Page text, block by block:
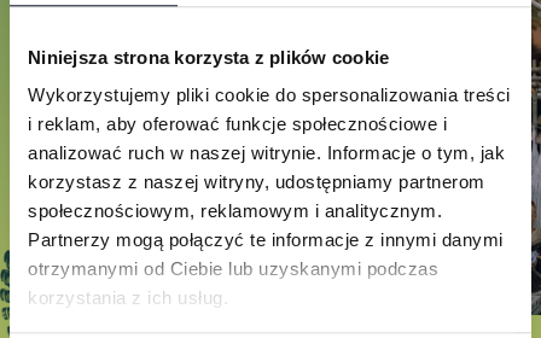
Niniejsza strona korzysta z plików cookie
Wykorzystujemy pliki cookie do spersonalizowania treści
i reklam, aby oferować funkcje społecznościowe i
analizować ruch w naszej witrynie. Informacje o tym, jak
korzystasz z naszej witryny, udostępniamy partnerom
społecznościowym, reklamowym i analitycznym.
Partnerzy mogą połączyć te informacje z innymi danymi
otrzymanymi od Ciebie lub uzyskanymi podczas
korzystania z ich usług.